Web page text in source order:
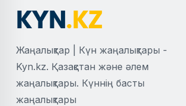
Жаңалықтар | Күн жаңалықтары -
Kyn.kz. Қазақстан және әлем
жаңалықтары. Күннің басты
жаңалықтары